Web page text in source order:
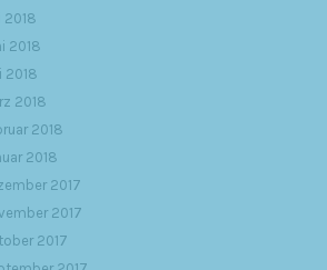
2018
2018
2018
2018
2018
2018
2017
2017
2017